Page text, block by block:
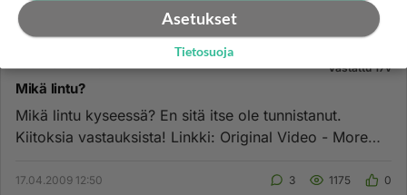
Vastattu 17v
Mikä lintu?
Mikä lintu kyseessä? En sitä itse ole tunnistanut.
Kiitoksia vastauksista! Linkki: Original Video - More
17.04.2009 12:50 3 1175 0
Asetukset
Tietosuoja